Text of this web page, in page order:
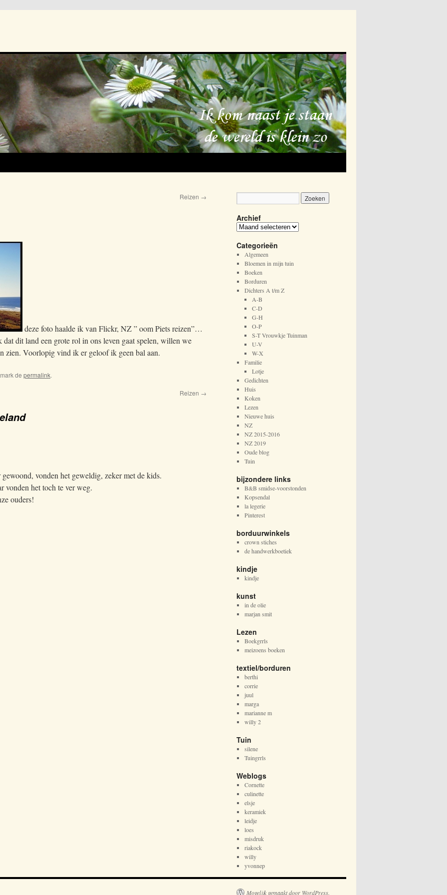
Reizen →
deze foto haalde ik van Flickr, NZ ” oom Piets reizen”…
dit land een grote rol in ons leven gaat spelen, willen we
zien. Voorlopig vind ik er geloof ik geen bal aan.
de permalink.
Reizen →
gewoond, vonden het geweldig, zeker met de kids.
vonden het toch te ver weg.
ouders!
Archief
A
c
h
i
e
f
Categorieën
Algemeen
Bloemen in mijn tuin
Boeken
Borduren
Dichters A t/m Z
A-B
C-D
G-H
O-P
S-T Vrouwkje Tuinman
U-V
W-X
Familie
Lotje
Gedichten
Huis
Koken
Lezen
Nieuwe huis
NZ
NZ 2015-2016
NZ 2019
Oude blog
Tuin
bijzondere links
B&B smidse-voorstonden
Kopsendal
la legerie
Pinterest
borduurwinkels
crown stiches
de handwerkboetiek
kindje
kindje
kunst
in de olie
marjan smit
Lezen
Boekgrrls
meizoens boeken
textiel/borduren
berthi
corrie
juul
marga
marianne m
willy 2
Tuin
silene
Tuingrrls
Weblogs
Cornette
culinette
elsje
keramiek
leidje
loes
misdruk
riakock
willy
yvonnep
Mogelijk gemaakt door WordPress.